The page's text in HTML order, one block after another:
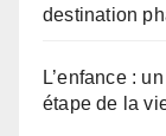
destination
L’enfance :
étape de la